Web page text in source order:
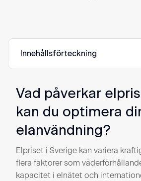
Innehållsförteckning
Vad påverkar
kan du optimera
elanvändning?
Elpriset i Sverige kan variera
flera faktorer som
kapacitet i elnätet och